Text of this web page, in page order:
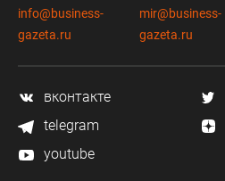
info@business-
gazeta.ru
mir@business-
gazeta.ru
вконтакте
telegram
youtube